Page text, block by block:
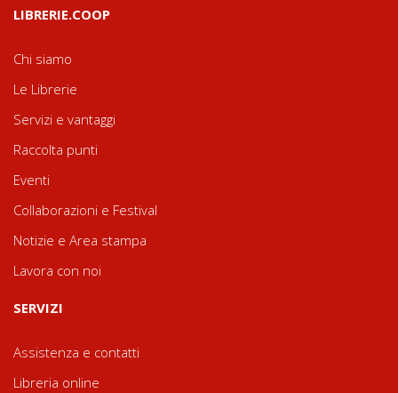
LIBRERIE.COOP
Chi siamo
Le Librerie
Servizi e vantaggi
Raccolta punti
Eventi
Collaborazioni e Festival
Notizie e Area stampa
Lavora con noi
SERVIZI
Assistenza e contatti
Libreria online